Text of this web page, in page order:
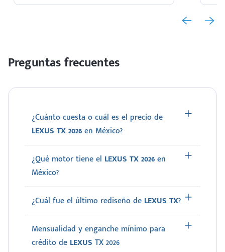
Preguntas frecuentes
¿Cuánto cuesta o cuál es el precio de
LEXUS TX 2026en México?
¿Qué motor tiene el LEXUS TX 2026en
México?
¿Cuál fue el último rediseño de LEXUS TX?
Mensualidad y enganche mínimo para
crédito de LEXUS TX 2026